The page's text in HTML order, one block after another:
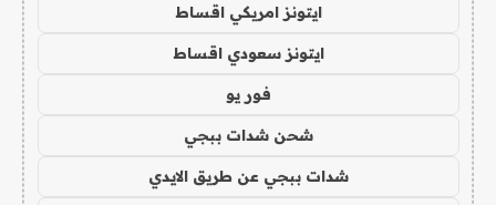
ايتونز امريكي اقساط
ايتونز سعودي اقساط
فور يو
شحن شدات ببجي
شدات ببجي عن طريق الايدي